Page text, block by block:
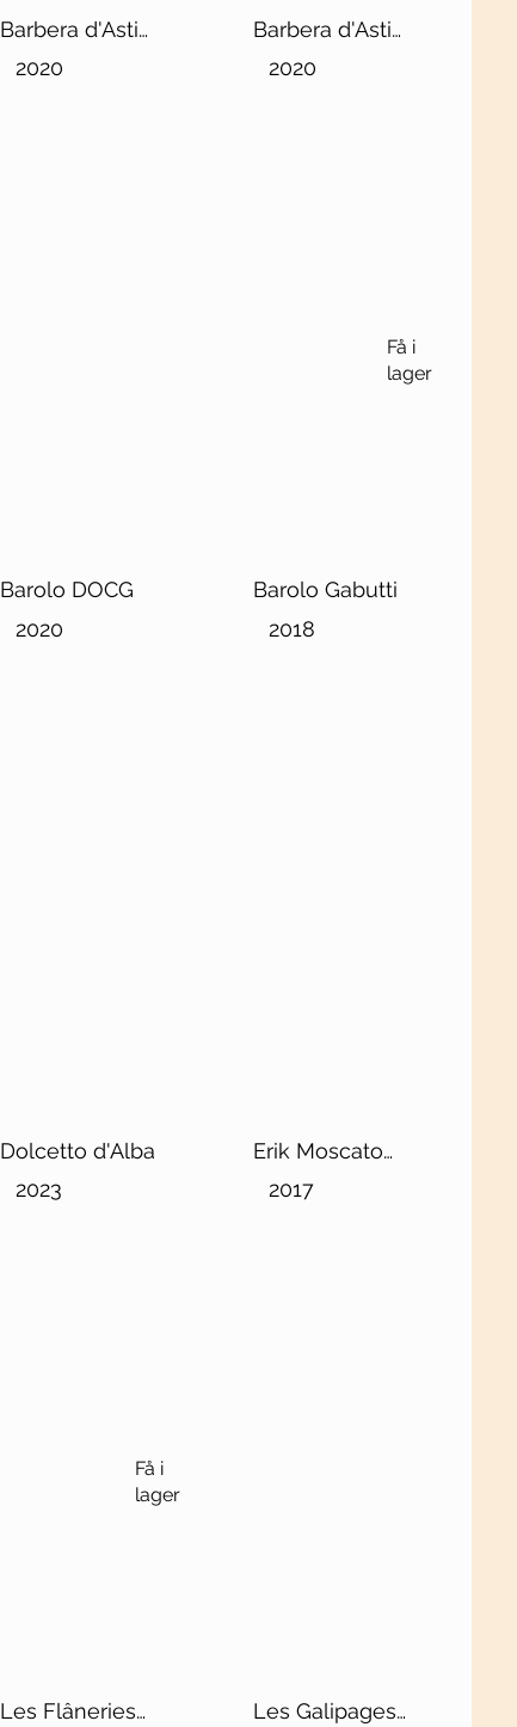
Barbera d'Asti
DOCG Superiore
2020
Barbera d'Asti
DOCG Superiore
2020
Barolo DOCG
2020
Barolo Gabutti
2018
Få i
lager
Dolcetto d'Alba
2023
Erik Moscato
d'Asti
2017
Les Flâneries
Få i
lager
Les Galipages